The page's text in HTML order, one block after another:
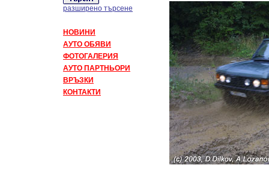
разширено търсене
НОВИНИ
АУТО ОБЯВИ
ФОТОГАЛЕРИЯ
АУТО ПАРТНЬОРИ
ВРЪЗКИ
КОНТАКТИ